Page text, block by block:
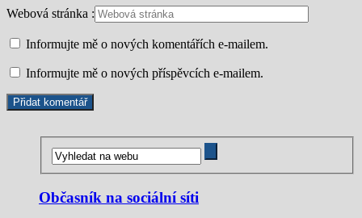
Webová stránka :
Informujte mě o nových komentářích e-mailem.
Informujte mě o nových příspěvcích e-mailem.
Občasník na sociální síti